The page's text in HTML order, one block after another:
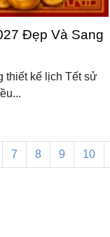
Đẹp Và Sang
thiết kế lịch Tết sử
7 8 9 10